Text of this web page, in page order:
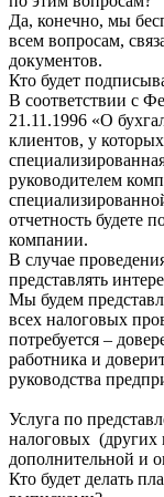
Да, конечно, мы
всем вопросам,
документов.
Кто будет
В соответствии с
21.11.1996 «О
клиентов, у
руководителем
отчетность будете
компании.
В случае
представлять
Мы будем
всех налоговых
потребуется –
работника и
руководства
Услуга по
налоговых (других
дополнительной и
Кто будет делать